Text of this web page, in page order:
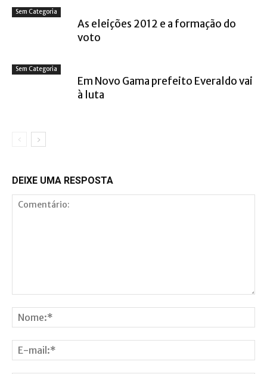
Sem Categoria
As eleições 2012 e a formação do
voto
Sem Categoria
Em Novo Gama prefeito Everaldo vai
à luta
DEIXE UMA RESPOSTA